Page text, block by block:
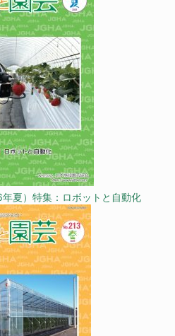
夏）特集：ロボットと自動化